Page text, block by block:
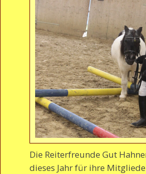
Die Reiterfreunde Gut
dieses Jahr für ihre